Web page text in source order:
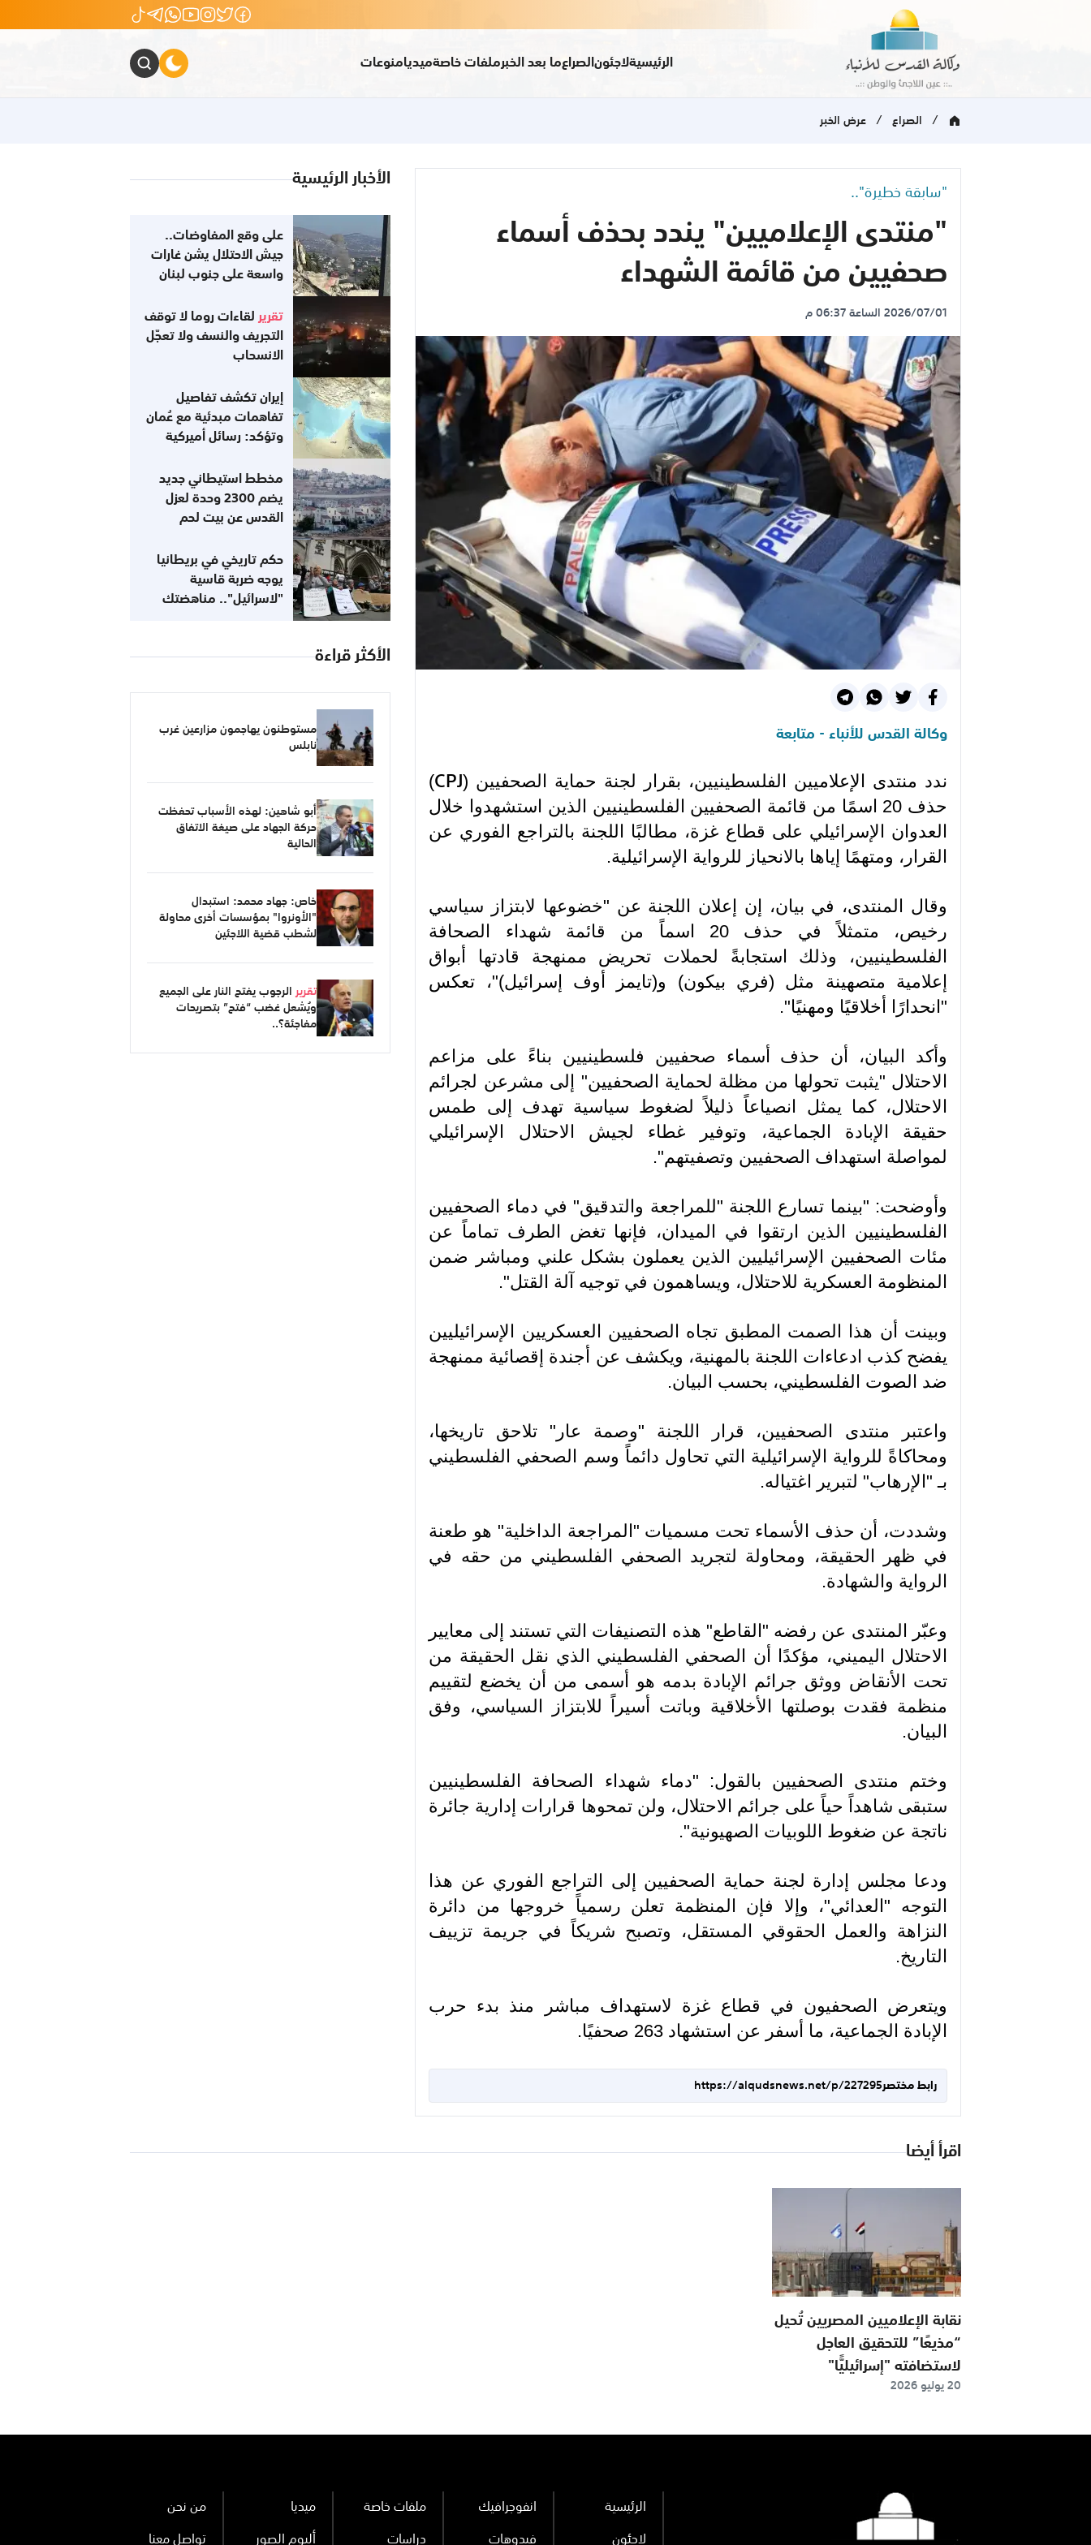
الرئيسيةلاجئون الصراعما بعد الخبرملفات خاصةميديامنوعات
/ الصراع / عرض الخبر
"سابقة خطيرة"..
"منتدى الإعلاميين" يندد بحذف أسماء
صحفيين من قائمة الشهداء
2026/07/01 الساعة 06:37 م
وكالة القدس للأنباء - متابعة
ندد منتدى الإعلاميين الفلسطينيين، بقرار لجنة حماية الصحفيين (CPJ
)
حذف 20 اسمًا من قائمة الصحفيين الفلسطينيين الذين استشهدوا خلال
العدوان الإسرائيلي على قطاع غزة، مطالبًا اللجنة بالتراجع الفوري عن
القرار، ومتهمًا إياها بالانحياز للرواية الإسرائيلية.
وقال المنتدى، في بيان، إن إعلان اللجنة عن "خضوعها لابتزاز سياسي
رخيص، متمثلاً في حذف 20 اسماً من قائمة شهداء الصحافة
الفلسطينيين، وذلك استجابةً لحملات تحريض ممنهجة قادتها أبواق
إعلامية متصهينة مثل (فري بيكون) و(تايمز أوف إسرائيل)"، تعكس
"انحدارًا أخلاقيًا ومهنيًا".
وأكد البيان، أن حذف أسماء صحفيين فلسطينيين بناءً على مزاعم
الاحتلال "يثبت تحولها من مظلة لحماية الصحفيين" إلى مشرعن لجرائم
الاحتلال، كما يمثل انصياعاً ذليلاً لضغوط سياسية تهدف إلى طمس
حقيقة الإبادة الجماعية، وتوفير غطاء لجيش الاحتلال الإسرائيلي
لمواصلة استهداف الصحفيين وتصفيتهم".
وأوضحت: "بينما تسارع اللجنة "للمراجعة والتدقيق" في دماء الصحفيين
الفلسطينيين الذين ارتقوا في الميدان، فإنها تغض الطرف تماماً عن
مئات الصحفيين الإسرائيليين الذين يعملون بشكل علني ومباشر ضمن
المنظومة العسكرية للاحتلال، ويساهمون في توجيه آلة القتل".
وبينت أن هذا الصمت المطبق تجاه الصحفيين العسكريين الإسرائيليين
يفضح كذب ادعاءات اللجنة بالمهنية، ويكشف عن أجندة إقصائية ممنهجة
ضد الصوت الفلسطيني، بحسب البيان.
واعتبر منتدى الصحفيين، قرار اللجنة "وصمة عار" تلاحق تاريخها،
ومحاكاةً للرواية الإسرائيلية التي تحاول دائماً وسم الصحفي الفلسطيني
بـ "الإرهاب" لتبرير اغتياله.
وشددت، أن حذف الأسماء تحت مسميات "المراجعة الداخلية" هو طعنة
في ظهر الحقيقة، ومحاولة لتجريد الصحفي الفلسطيني من حقه في
الرواية والشهادة.
وعبّر المنتدى عن رفضه "القاطع" هذه التصنيفات التي تستند إلى معايير
الاحتلال اليميني، مؤكدًا أن الصحفي الفلسطيني الذي نقل الحقيقة من
تحت الأنقاض ووثق جرائم الإبادة بدمه هو أسمى من أن يخضع لتقييم
منظمة فقدت بوصلتها الأخلاقية وباتت أسيراً للابتزاز السياسي، وفق
البيان.
وختم منتدى الصحفيين بالقول: "دماء شهداء الصحافة الفلسطينيين
ستبقى شاهداً حياً على جرائم الاحتلال، ولن تمحوها قرارات إدارية جائرة
ناتجة عن ضغوط اللوبيات الصهيونية".
ودعا مجلس إدارة لجنة حماية الصحفيين إلى التراجع الفوري عن هذا
التوجه "العدائي"، وإلا فإن المنظمة تعلن رسمياً خروجها من دائرة
النزاهة والعمل الحقوقي المستقل، وتصبح شريكاً في جريمة تزييف
التاريخ.
ويتعرض الصحفيون في قطاع غزة لاستهداف مباشر منذ بدء حرب
الإبادة الجماعية، ما أسفر عن استشهاد 263 صحفيًا.
رابط مختصرhttps://alqudsnews.net/p/227295
الأخبار الرئيسية
على وقع المفاوضات..
جيش الاحتلال يشن غارات
واسعة على جنوب لبنان
تقرير لقاءات روما لا توقف
التجريف والنسف ولا تعجّل
الانسحاب
إيران تكشف تفاصيل
تفاهمات مبدئية مع عُمان
وتؤكد: رسائل أميركية
إلى التزاماتها
مخطط استيطاني جديد
يضم 2300 وحدة لعزل
القدس عن بيت لحم
حكم تاريخي في بريطانيا
يوجه ضربة قاسية
"لاسرائيل".. مناهضتك
الأكثر قراءة
مستوطنون يهاجمون مزارعين غرب
نابلس
أبو شاهين: لهذه الأسباب تحفظت
حركة الجهاد على صيغة الاتفاق
الحالية
خاص: جهاد محمد: استبدال
"الأونروا" بمؤسسات أخرى محاولة
لشطب قضية اللاجئين
تقرير الرجوب يفتح النار على الجميع
ويُشعل غضب “فتح” بتصريحات
مفاجئة؟..
اقرأ أيضا
نقابة الإعلاميين المصريين تُحيل
“مذيعًا” للتحقيق العاجل
لاستضافته "إسرائيليًّا"
20 يوليو 2026
الرئيسية انفوجرافيك ملفات خاصة ميديا من نحن
لاجئون فيدوهات دراسات ألبوم الصور تواصل معنا